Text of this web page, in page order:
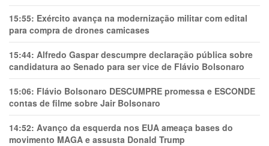
15:55: Exército avança na modernização militar com edital
para compra de drones camicases
15:44: Alfredo Gaspar descumpre declaração pública sobre
candidatura ao Senado para ser vice de Flávio Bolsonaro
15:06: Flávio Bolsonaro DESCUMPRE promessa e ESCONDE
contas de filme sobre Jair Bolsonaro
14:52: Avanço da esquerda nos EUA ameaça bases do
movimento MAGA e assusta Donald Trump